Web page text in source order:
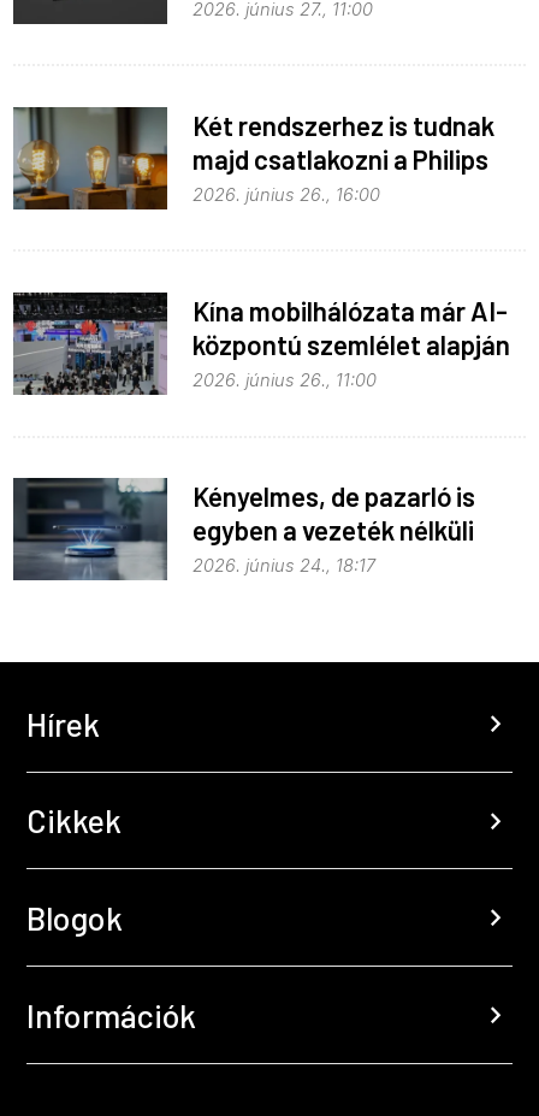
Apple
2026. június 27., 11:00
Két rendszerhez is tudnak
majd csatlakozni a Philips
Hue égők
2026. június 26., 16:00
Kína mobilhálózata már AI-
központú szemlélet alapján
fejlődik
2026. június 26., 11:00
Kényelmes, de pazarló is
egyben a vezeték nélküli
töltés
2026. június 24., 18:17
Hírek chevron_right
Cikkek chevron_right
Blogok chevron_right
Információk chevron_right